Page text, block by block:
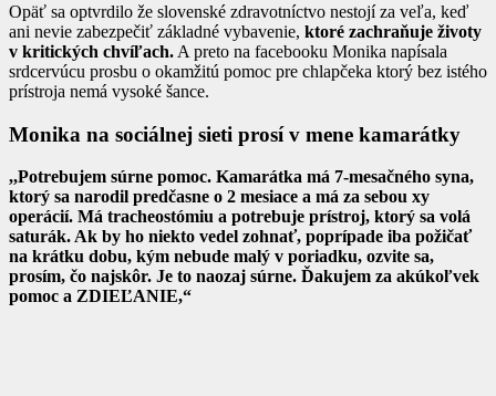
Opäť sa optvrdilo že slovenské zdravotníctvo nestojí za veľa, keď
ani nevie zabezpečiť základné vybavenie, ktoré zachraňuje životy
v kritických chvíľach. A preto na facebooku Monika napísala
srdcervúcu prosbu o okamžitú pomoc pre chlapčeka ktorý bez istého
prístroja nemá vysoké šance.
Monika na sociálnej sieti prosí v mene kamarátky
,,Potrebujem súrne pomoc. Kamarátka má 7-mesačného syna,
ktorý sa narodil predčasne o 2 mesiace a má za sebou xy
operácií. Má tracheostómiu a potrebuje prístroj, ktorý sa volá
saturák. Ak by ho niekto vedel zohnať, poprípade iba požičať
na krátku dobu, kým nebude malý v poriadku, ozvite sa,
prosím, čo najskôr. Je to naozaj súrne. Ďakujem za akúkoľvek
pomoc a ZDIEĽANIE,“